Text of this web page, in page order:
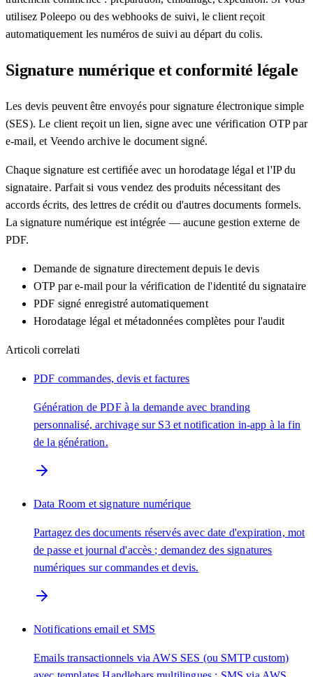
utilisez Poleepo ou des webhooks de suivi, le client reçoit
automatiquement les numéros de suivi au départ du colis.
Signature numérique et conformité légale
Les devis peuvent être envoyés pour signature électronique simple
(SES). Le client reçoit un lien, signe avec une vérification OTP par
e-mail, et Veendo archive le document signé.
Chaque signature est certifiée avec un horodatage légal et l'IP du
signataire. Parfait si vous vendez des produits nécessitant des
accords écrits, des lettres de crédit ou d'autres documents formels.
La signature numérique est intégrée — aucune gestion externe de
PDF.
Demande de signature directement depuis le devis
OTP par e-mail pour la vérification de l'identité du signataire
PDF signé enregistré automatiquement
Horodatage légal et métadonnées complètes pour l'audit
Articoli correlati
PDF commandes, devis et factures
Génération de PDF à la demande avec branding
personnalisé, archivage sur S3 et notification in-app à la fin
de la génération.
Data Room et signature numérique
Partagez des documents réservés avec date d'expiration, mot
de passe et journal d'accès ; demandez des signatures
numériques sur commandes et devis.
Notifications email et SMS
Emails transactionnels via AWS SES (ou SMTP custom)